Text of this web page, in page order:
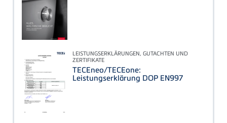
LEISTUNGSERKLÄRUNGEN, GUTACHTEN UND
ZERTIFIKATE
TECEneo/TECEone:
Leistungserklärung DOP EN997